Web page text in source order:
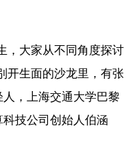
，大家从不同角度探讨
开生面的沙龙里，有张
，上海交通大学巴黎
技公司创始人伯涵